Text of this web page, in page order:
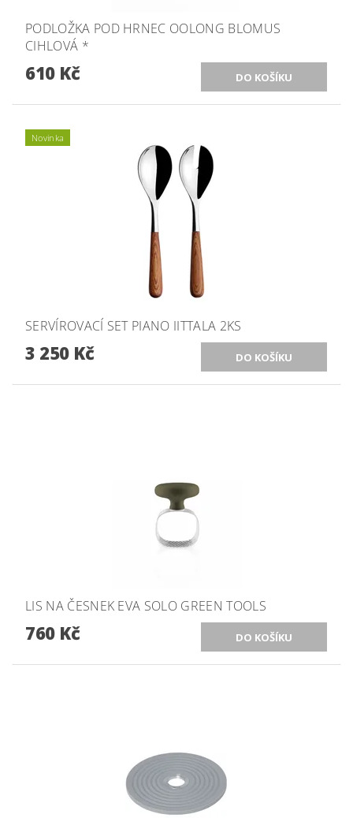
PODLOŽKA POD HRNEC OOLONG BLOMUS
CIHLOVÁ *
610 Kč
Novinka
SERVÍROVACÍ SET PIANO IITTALA 2KS
3 250 Kč
LIS NA ČESNEK EVA SOLO GREEN TOOLS
760 Kč